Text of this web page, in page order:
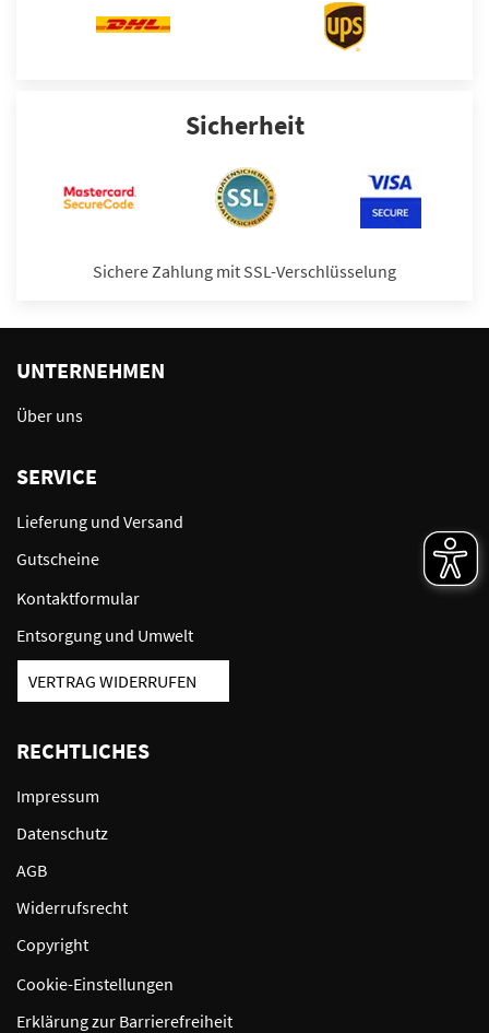
Sicherheit
Sichere Zahlung mit SSL-Verschlüsselung
UNTERNEHMEN
Über uns
SERVICE
Lieferung und Versand
Gutscheine
Kontaktformular
Entsorgung und Umwelt
VERTRAG WIDERRUFEN
RECHTLICHES
Impressum
Datenschutz
AGB
Widerrufsrecht
Copyright
Cookie-Einstellungen
Erklärung zur Barrierefreiheit